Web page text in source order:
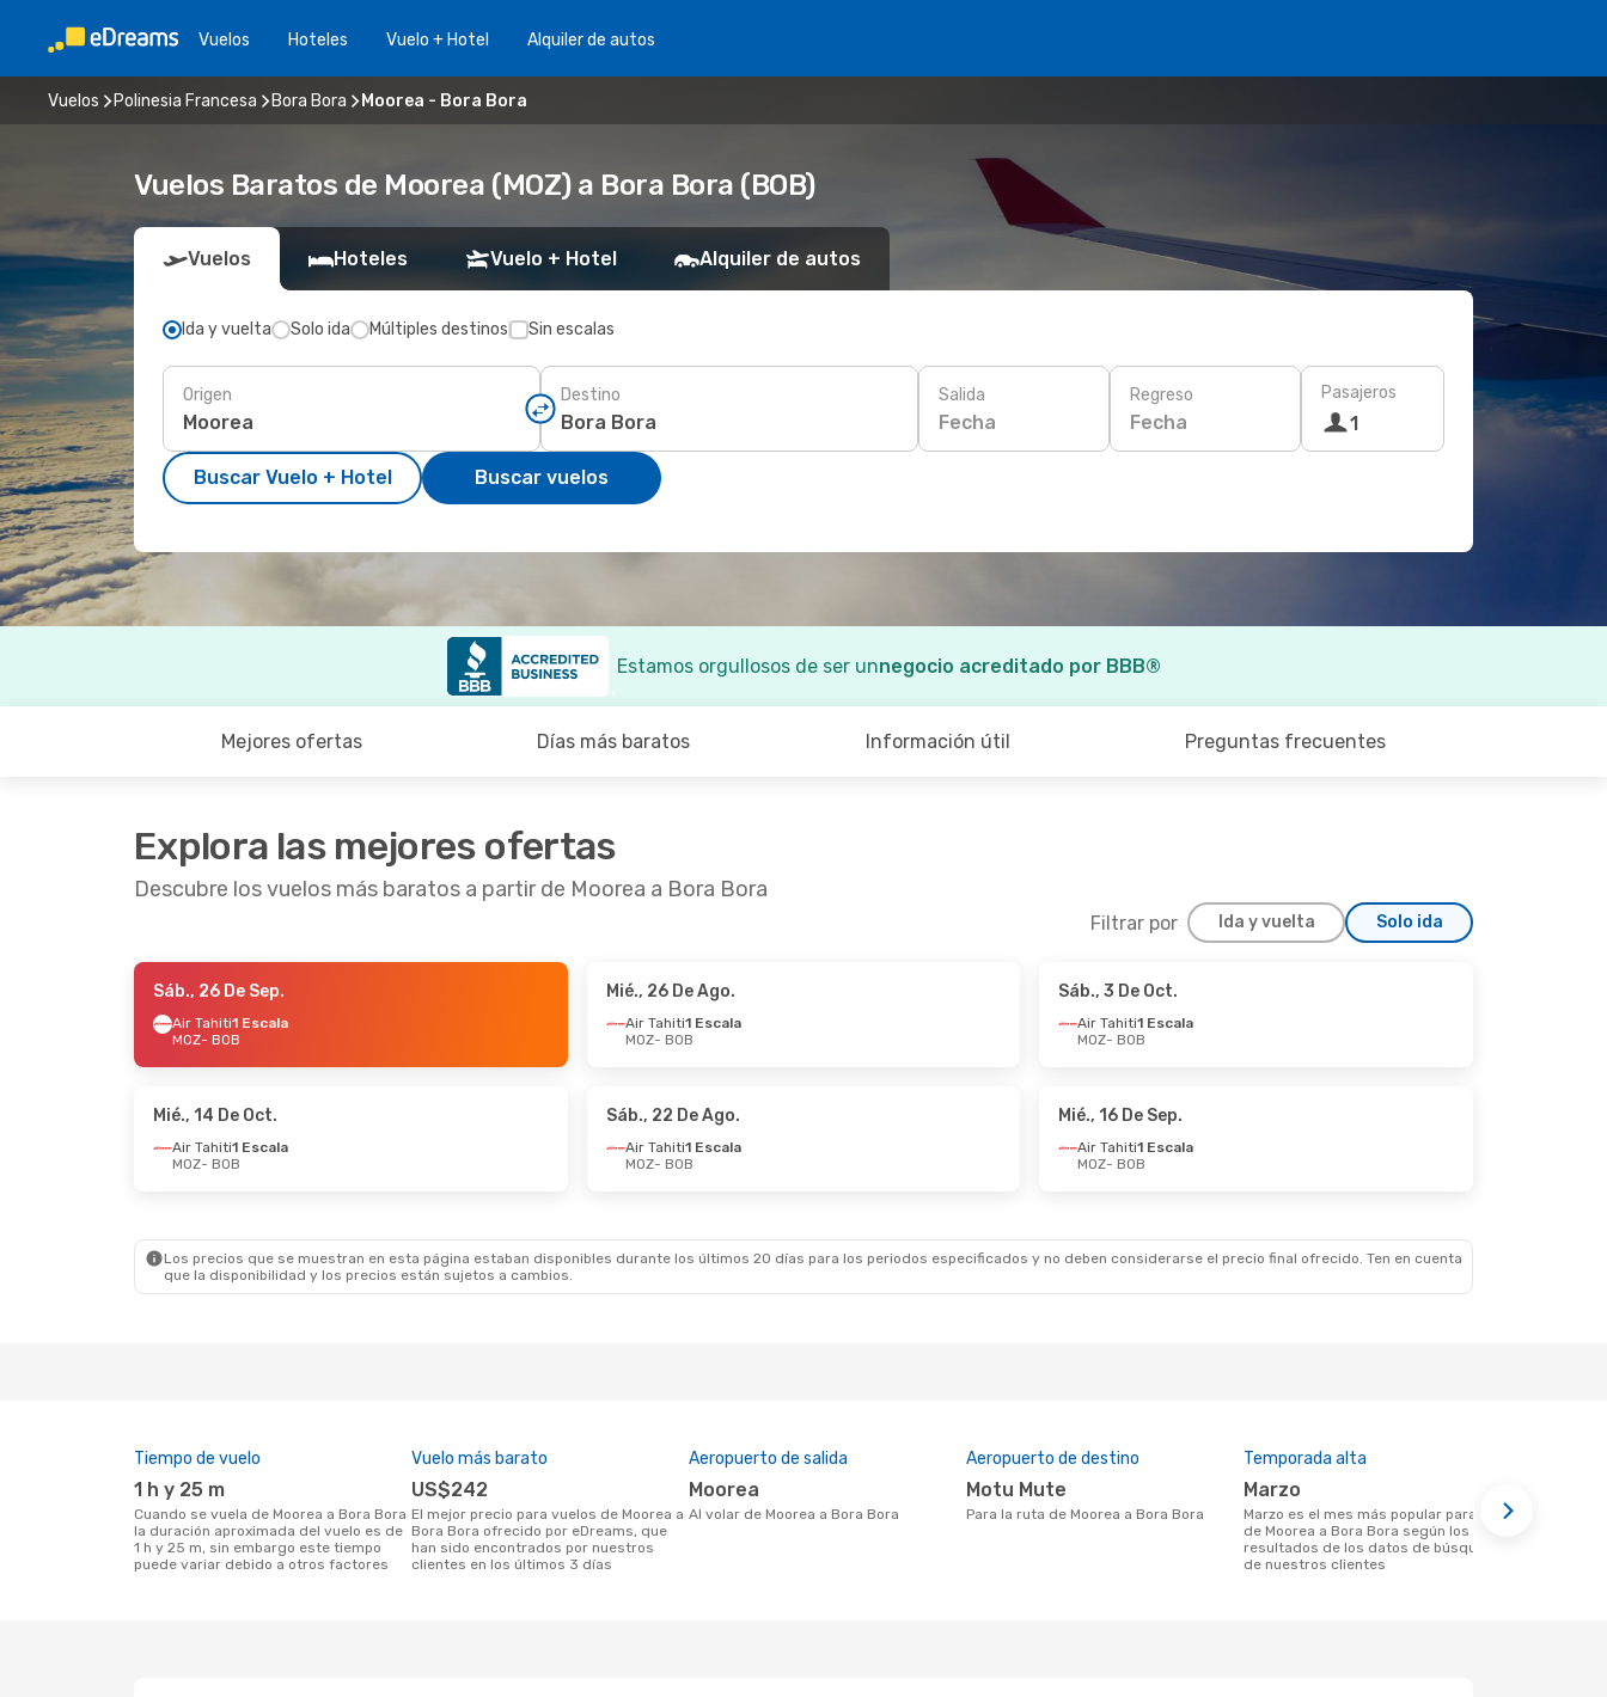
Vuelos Hoteles Vuelo + Hotel Alquiler de autos
Vuelos Polinesia Francesa Bora Bora Moorea - Bora Bora
Vuelos Baratos de Moorea (MOZ) a Bora Bora (BOB)
Vuelos Hoteles Vuelo + Hotel Alquiler de autos
Ida y vuelta Solo ida Múltiples destinos Sin escalas
Origen Destino Salida
Fecha
Regreso
Fecha
Pasajeros
1
Buscar Vuelo + Hotel Buscar vuelos
Estamos orgullosos de ser unnegocio acreditado por BBB®
Mejores ofertas Días más baratos Información útil Preguntas frecuentes
Explora las mejores ofertas
Descubre los vuelos más baratos a partir de Moorea a Bora Bora
Filtrar por Ida y vuelta Solo ida
- Vie., 25 De Sep.
- Mar., 15 De Sep. - Mar., 6 De Oct.
BOB
- MOZ
- Mar., 20 De Oct.
- MOZ
Sáb., 26 De Sep.
Air Tahiti1 Escala
MOZ- BOB
Mié., 26 De Ago.
Air Tahiti1 Escala
MOZ- BOB
Sáb., 3 De Oct.
Air Tahiti1 Escala
MOZ- BOB
Mié., 14 De Oct.
Air Tahiti1 Escala
MOZ- BOB
Sáb., 22 De Ago.
Air Tahiti1 Escala
MOZ- BOB
Mié., 16 De Sep.
Air Tahiti1 Escala
MOZ- BOB
Los precios que se muestran en esta página estaban disponibles durante los últimos 20 días para los periodos especificados y no deben considerarse el precio final ofrecido. Ten en cuenta
que la disponibilidad y los precios están sujetos a cambios.
Tiempo de vuelo
1 h y 25 m
Cuando se vuela de Moorea a Bora Bora
la duración aproximada del vuelo es de
1 h y 25 m, sin embargo este tiempo
puede variar debido a otros factores
Vuelo más barato
US$242
El mejor precio para vuelos de Moorea a
Bora Bora ofrecido por eDreams, que
han sido encontrados por nuestros
clientes en los últimos 3 días
Aeropuerto de salida
Moorea
Al volar de Moorea a Bora Bora
Aeropuerto de destino
Motu Mute
Para la ruta de Moorea a Bora Bora
Temporada alta
marzo
marzo es el mes más popular para volar
de Moorea a Bora Bora según los
resultados de los datos de búsqueda
de nuestros clientes